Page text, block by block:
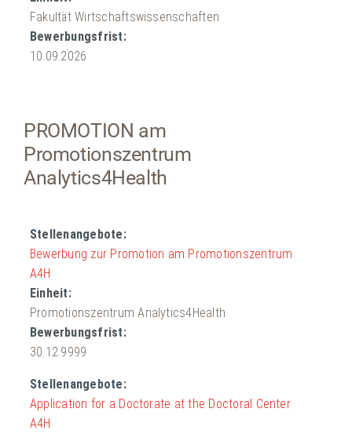
Fakultät Wirtschaftswissenschaften
10.09.2026
PROMOTION am
Promotionszentrum
Analytics4Health
Bewerbung zur Promotion am Promotionszentrum
A4H
Promotionszentrum Analytics4Health
30.12.9999
Application for a Doctorate at the Doctoral Center
A4H